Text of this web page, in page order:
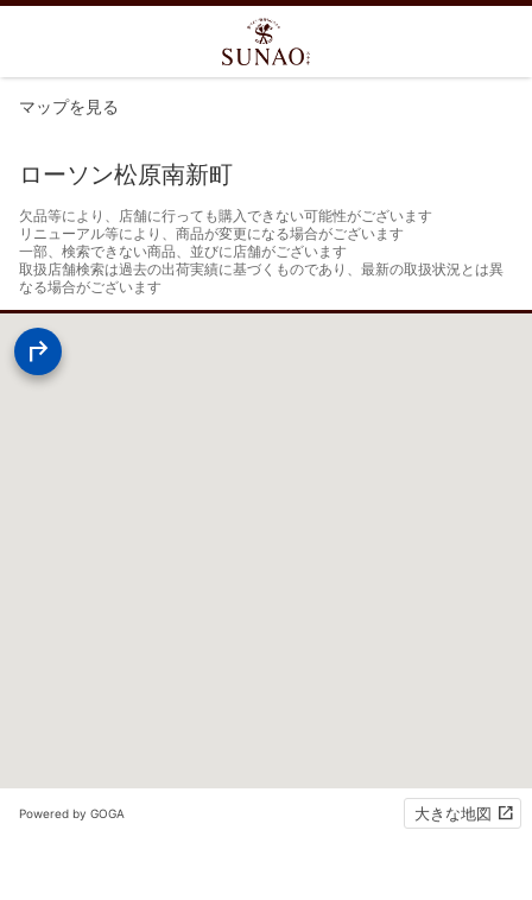
マップを見る
ローソン松原南新町
欠品等により、店舗に行っても購入できない可能性がございます
リニューアル等により、商品が変更になる場合がございます
一部、検索できない商品、並びに店舗がございます
取扱店舗検索は過去の出荷実績に基づくものであり、最新の取扱状況とは異
なる場合がございます
Powered by GOGA 大きな地図